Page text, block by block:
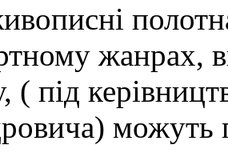
жанрах,
( під
можуть